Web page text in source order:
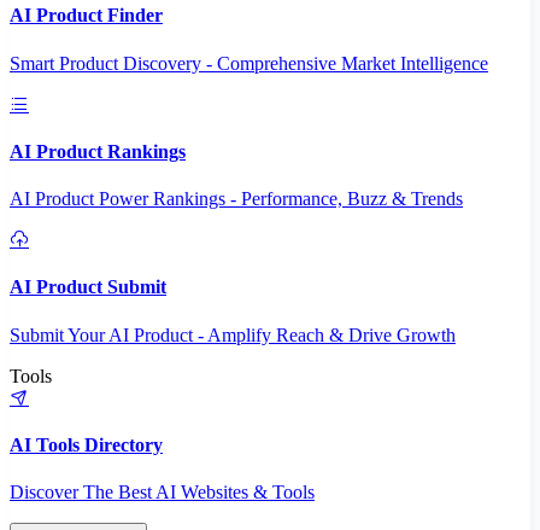
AI Product Finder
Smart Product Discovery - Comprehensive Market Intelligence
AI Product Rankings
AI Product Power Rankings - Performance, Buzz & Trends
AI Product Submit
Submit Your AI Product - Amplify Reach & Drive Growth
Tools
AI Tools Directory
Discover The Best AI Websites & Tools